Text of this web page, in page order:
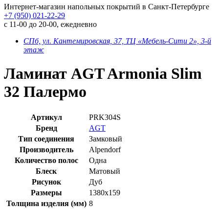
Интернет-магазин напольных покрытий в Санкт-Петербурге
+7 (950) 021-22-29
с 11-00 до 20-00, ежедневно
СПб, ул. Кантемировская, 37, ТЦ «Мебель-Сити 2», 3-й
этаж
Ламинат AGT Armonia Slim
32 Палермо
Артикул
PRK304S
Бренд
AGT
Тип соединения
Замковый
Производитель
Alpendorf
Количество полос
Одна
Блеск
Матовый
Рисунок
Дуб
Размеры
1380x159
Толщина изделия (мм) 8